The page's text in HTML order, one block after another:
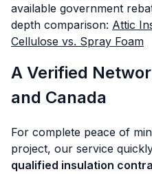
available government
depth comparison: Attic
Cellulose vs. Spray Foam
A Verified
and Canada
For complete peace of
project, our service
qualified insulation